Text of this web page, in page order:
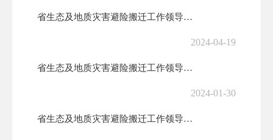
省生态及地质灾害避险搬迁工作领导小组第八次会议暨工作推进会召开 任振...
2024-04-19
省生态及地质灾害避险搬迁工作领导小组第七次会议暨工作推进会召开
2024-01-30
省生态及地质灾害避险搬迁工作领导小组第六次会议暨工作推进会召开